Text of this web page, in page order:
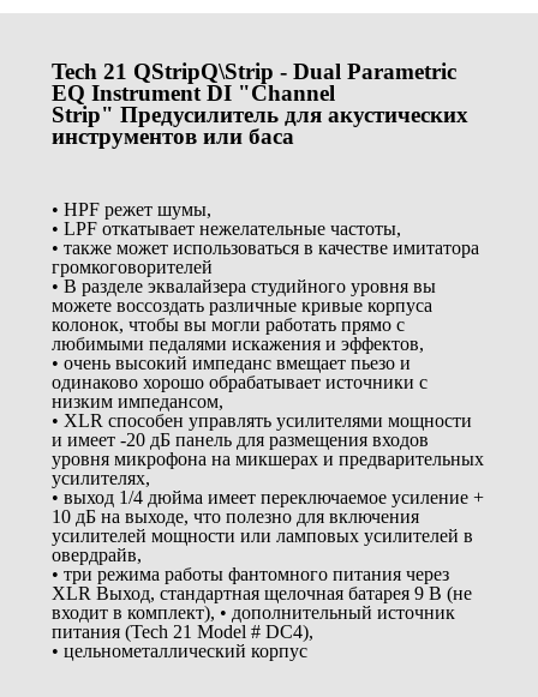
Tech 21 QStripQ\Strip - Dual Parametric
EQ Instrument DI "Channel
Strip" Предусилитель для акустических
инструментов или баса
• HPF режет шумы,
• LPF откатывает нежелательные частоты,
• также может использоваться в качестве имитатора
громкоговорителей
• В разделе эквалайзера студийного уровня вы
можете воссоздать различные кривые корпуса
колонок, чтобы вы могли работать прямо с
любимыми педалями искажения и эффектов,
• очень высокий импеданс вмещает пьезо и
одинаково хорошо обрабатывает источники с
низким импедансом,
• XLR способен управлять усилителями мощности
и имеет -20 дБ панель для размещения входов
уровня микрофона на микшерах и предварительных
усилителях,
• выход 1/4 дюйма имеет переключаемое усиление +
10 дБ на выходе, что полезно для включения
усилителей мощности или ламповых усилителей в
овердрайв,
• три режима работы фантомного питания через
XLR Выход, стандартная щелочная батарея 9 В (не
входит в комплект), • дополнительный источник
питания (Tech 21 Model # DC4),
• цельнометаллический корпус